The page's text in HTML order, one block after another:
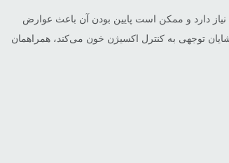
دارد و ممکن است پایین بودن آن باعث عوارض
توجهی به کنترل اکسیژن خون می‌کند، همراهمان